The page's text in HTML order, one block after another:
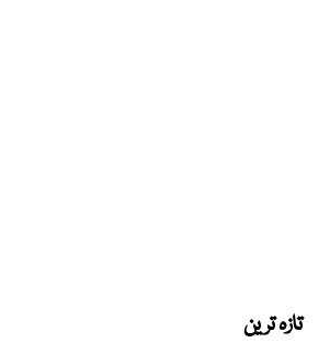
تازہ ترین